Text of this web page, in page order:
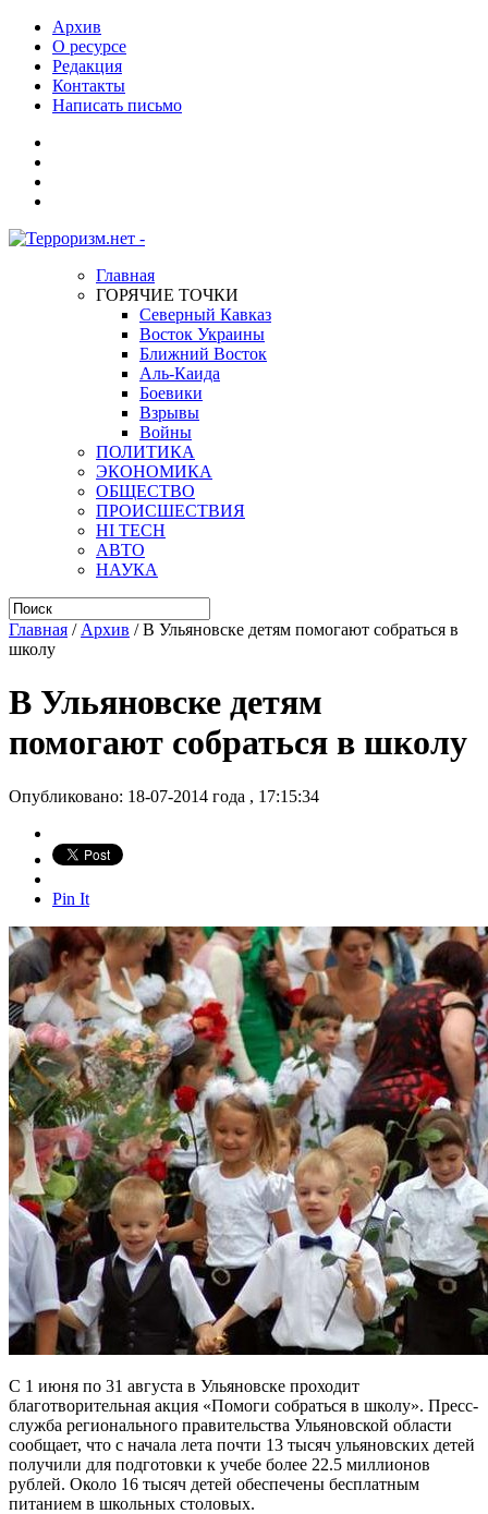
Архив
О ресурсе
Редакция
Контакты
Написать письмо
Главная
ГОРЯЧИЕ ТОЧКИ
Северный Кавказ
Восток Украины
Ближний Восток
Аль-Каида
Боевики
Взрывы
Войны
ПОЛИТИКА
ЭКОНОМИКА
ОБЩЕСТВО
ПРОИСШЕСТВИЯ
HI TECH
АВТО
НАУКА
Главная / Архив /В Ульяновске детям помогают собраться в
школу
В Ульяновске детям
помогают собраться в школу
Опубликовано: 18-07-2014 года , 17:15:34
Pin It
С 1 июня по 31 августа в Ульяновске проходит
благотворительная акция «Помоги собраться в школу». Пресс-
служба регионального правительства Ульяновской области
сообщает, что с начала лета почти 13 тысяч ульяновских детей
получили для подготовки к учебе более 22.5 миллионов
рублей. Около 16 тысяч детей обеспечены бесплатным
питанием в школьных столовых.